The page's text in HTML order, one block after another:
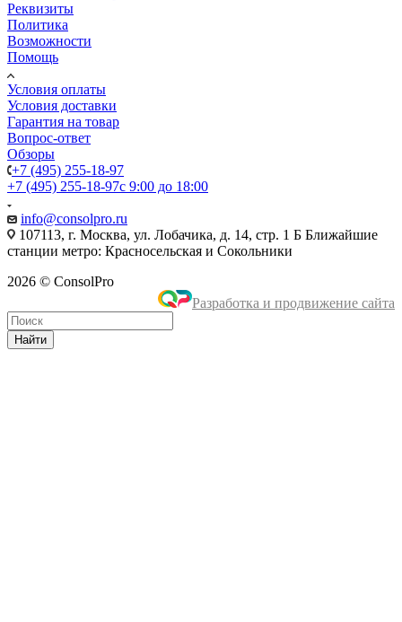
Реквизиты
Политика
Возможности
Помощь
Условия оплаты
Условия доставки
Гарантия на товар
Вопрос-ответ
Обзоры
+7 (495) 255-18-97
+7 (495) 255-18-97с 9:00 до 18:00
info@consolpro.ru
107113, г. Москва, ул. Лобачика, д. 14, стр. 1 Б Ближайшие
станции метро: Красносельская и Сокольники
2026 © ConsolPro
Разработка и продвижение сайта
Найти